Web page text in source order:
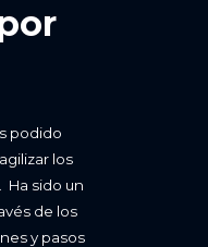
podido
los
Ha sido un
de los
y pasos